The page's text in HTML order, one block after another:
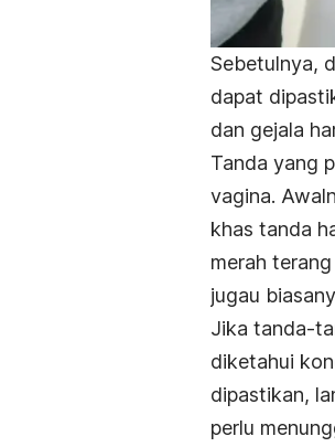
Sebetulnya,
dapat
dan gejala
Tanda yang
vagina.
khas tanda
merah
jugau
Jika tanda-
diketahui
dipastikan,
perlu